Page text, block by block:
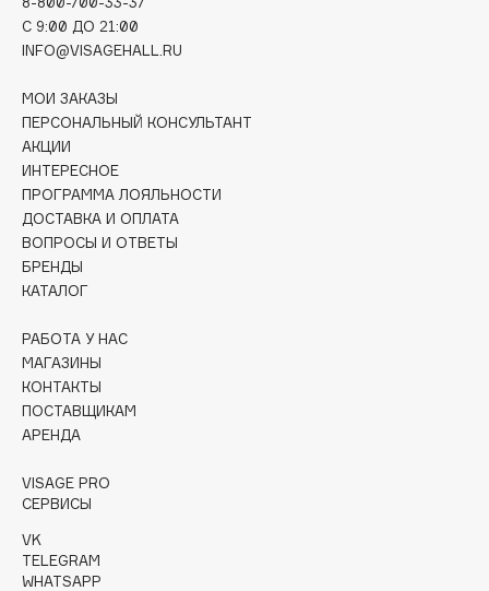
Deonica
Dessange
Divage
Dolce & Gabbana
Dolomit
Dorco
DP Daily Perfection
Dr. Vranjes Firenze
Dr.Althea
Dr.Jart+
DSD de Luxe
Dyson
E
Eat My
Ecolatier
C 9:00 ДО 21:00
INFO@VISAGEHALL.RU
МОИ ЗАКАЗЫ
ПЕРСОНАЛЬНЫЙ КОНСУЛЬТАНТ
АКЦИИ
ИНТЕРЕСНОЕ
ПРОГРАММА ЛОЯЛЬНОСТИ
ДОСТАВКА И ОПЛАТА
ВОПРОСЫ И ОТВЕТЫ
БРЕНДЫ
КАТАЛОГ
РАБОТА У НАС
МАГАЗИНЫ
КОНТАКТЫ
ПОСТАВЩИКАМ
АРЕНДА
VISAGE PRO
СЕРВИСЫ
VK
TELEGRAM
WHATSAPP